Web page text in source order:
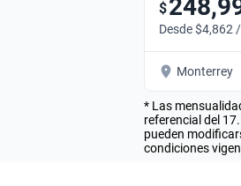
$
Desde $4,862
Monterrey
* Las
referencial del
pueden
condiciones